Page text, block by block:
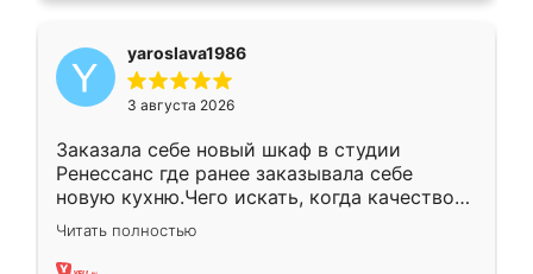
yaroslava1986
3 августа 2026
Заказала себе новый шкаф в студии
Ренессанс где ранее заказывала себе
новую кухню.Чего искать, когда качеством
вполне довольна. Служит кухня уже почти
два года, нареканий нет.
Читать полностью